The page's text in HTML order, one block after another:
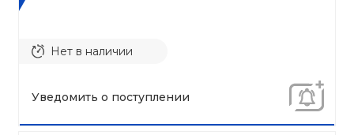
Нет в наличии
Уведомить о поступлении